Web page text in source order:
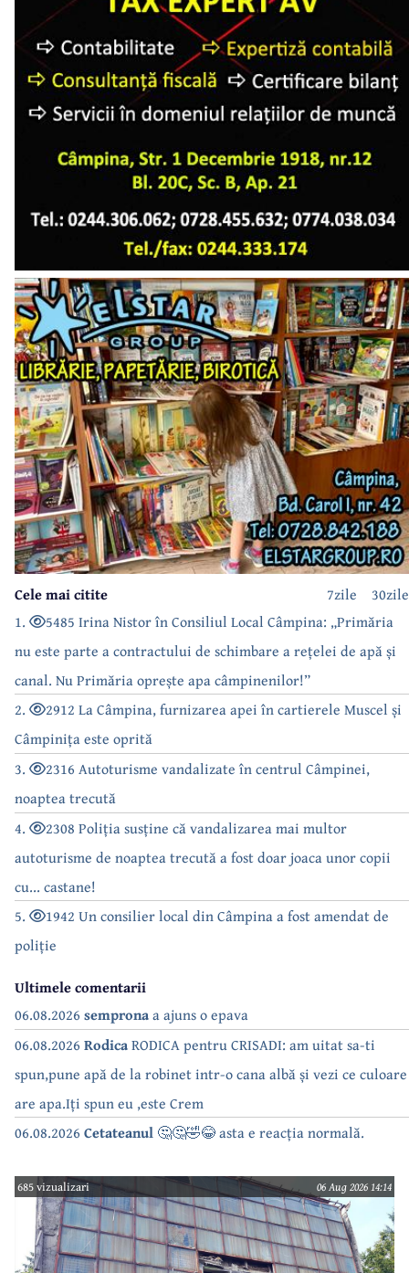
30zile
7zile
Cele mai citite
1.
5485 Irina Nistor în Consiliul Local Câmpina: „Primăria
nu este parte a contractului de schimbare a rețelei de apă și
canal. Nu Primăria oprește apa câmpinenilor!”
2.
2912 La Câmpina, furnizarea apei în cartierele Muscel și
Câmpinița este oprită
3.
2316 Autoturisme vandalizate în centrul Câmpinei,
noaptea trecută
4.
2308 Poliția susține că vandalizarea mai multor
autoturisme de noaptea trecută a fost doar joaca unor copii
cu... castane!
5.
1942 Un consilier local din Câmpina a fost amendat de
poliție
Ultimele comentarii
06.08.2026 sempronaa ajuns o epava
06.08.2026 RodicaRODICA pentru CRISADI: am uitat sa-ti
spun,pune apă de la robinet intr-o cana albă și vezi ce culoare
are apa.Iți spun eu ,este Crem
06.08.2026 Cetateanul 🤔🤔🤣😂 asta e reacția normală.
685 vizualizari 06 Aug 2026 14:14